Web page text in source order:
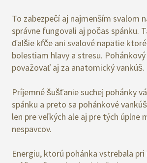
To zabezpečí aj najmenším svalom
správne fungovali aj počas spánku.
ďalšie kŕče ani svalové napätie
bolestiam hlavy a stresu.
považovať aj za anatomický vankúš.
Príjemné šušťanie suchej pohánky
spánku a preto sa pohánkové
len pre veľkých ale aj pre tých úplne
nespavcov.
Energiu, ktorú pohánka vstrebala